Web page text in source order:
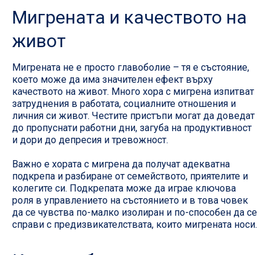
Мигрената и качеството на
живот
Мигрената не е просто главоболие – тя е състояние,
което може да има значителен ефект върху
качеството на живот. Много хора с мигрена изпитват
затруднения в работата, социалните отношения и
личния си живот. Честите пристъпи могат да доведат
до пропуснати работни дни, загуба на продуктивност
и дори до депресия и тревожност.
Важно е хората с мигрена да получат адекватна
подкрепа и разбиране от семейството, приятелите и
колегите си. Подкрепата може да играе ключова
роля в управлението на състоянието и в това човек
да се чувства по-малко изолиран и по-способен да се
справи с предизвикателствата, които мигрената носи.